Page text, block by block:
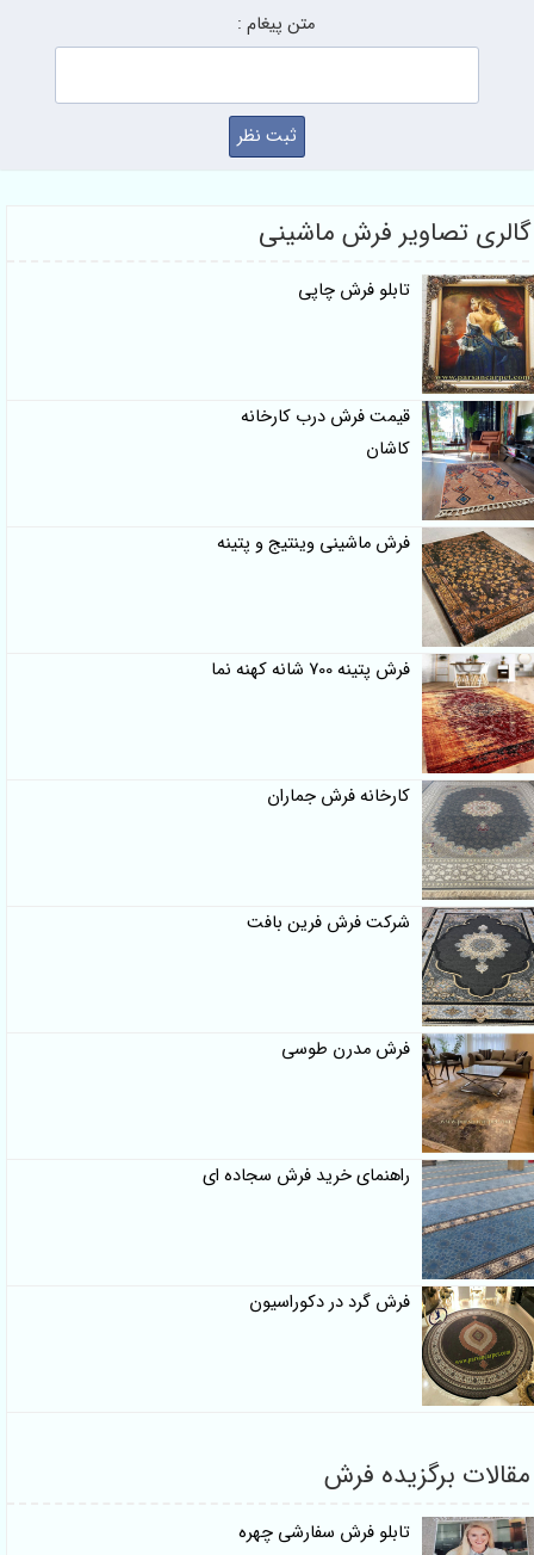
متن پیغام :
گالری تصاویر فرش ماشینی
تابلو فرش چاپی
قیمت فرش درب کارخانه
کاشان
فرش ماشینی وینتیج و پتینه
فرش پتینه 700 شانه کهنه نما
کارخانه فرش جماران
شرکت فرش فرین بافت
فرش مدرن طوسی
راهنمای خرید فرش سجاده ای
فرش گرد در دکوراسیون
مقالات برگزیده فرش
تابلو فرش سفارشی چهره